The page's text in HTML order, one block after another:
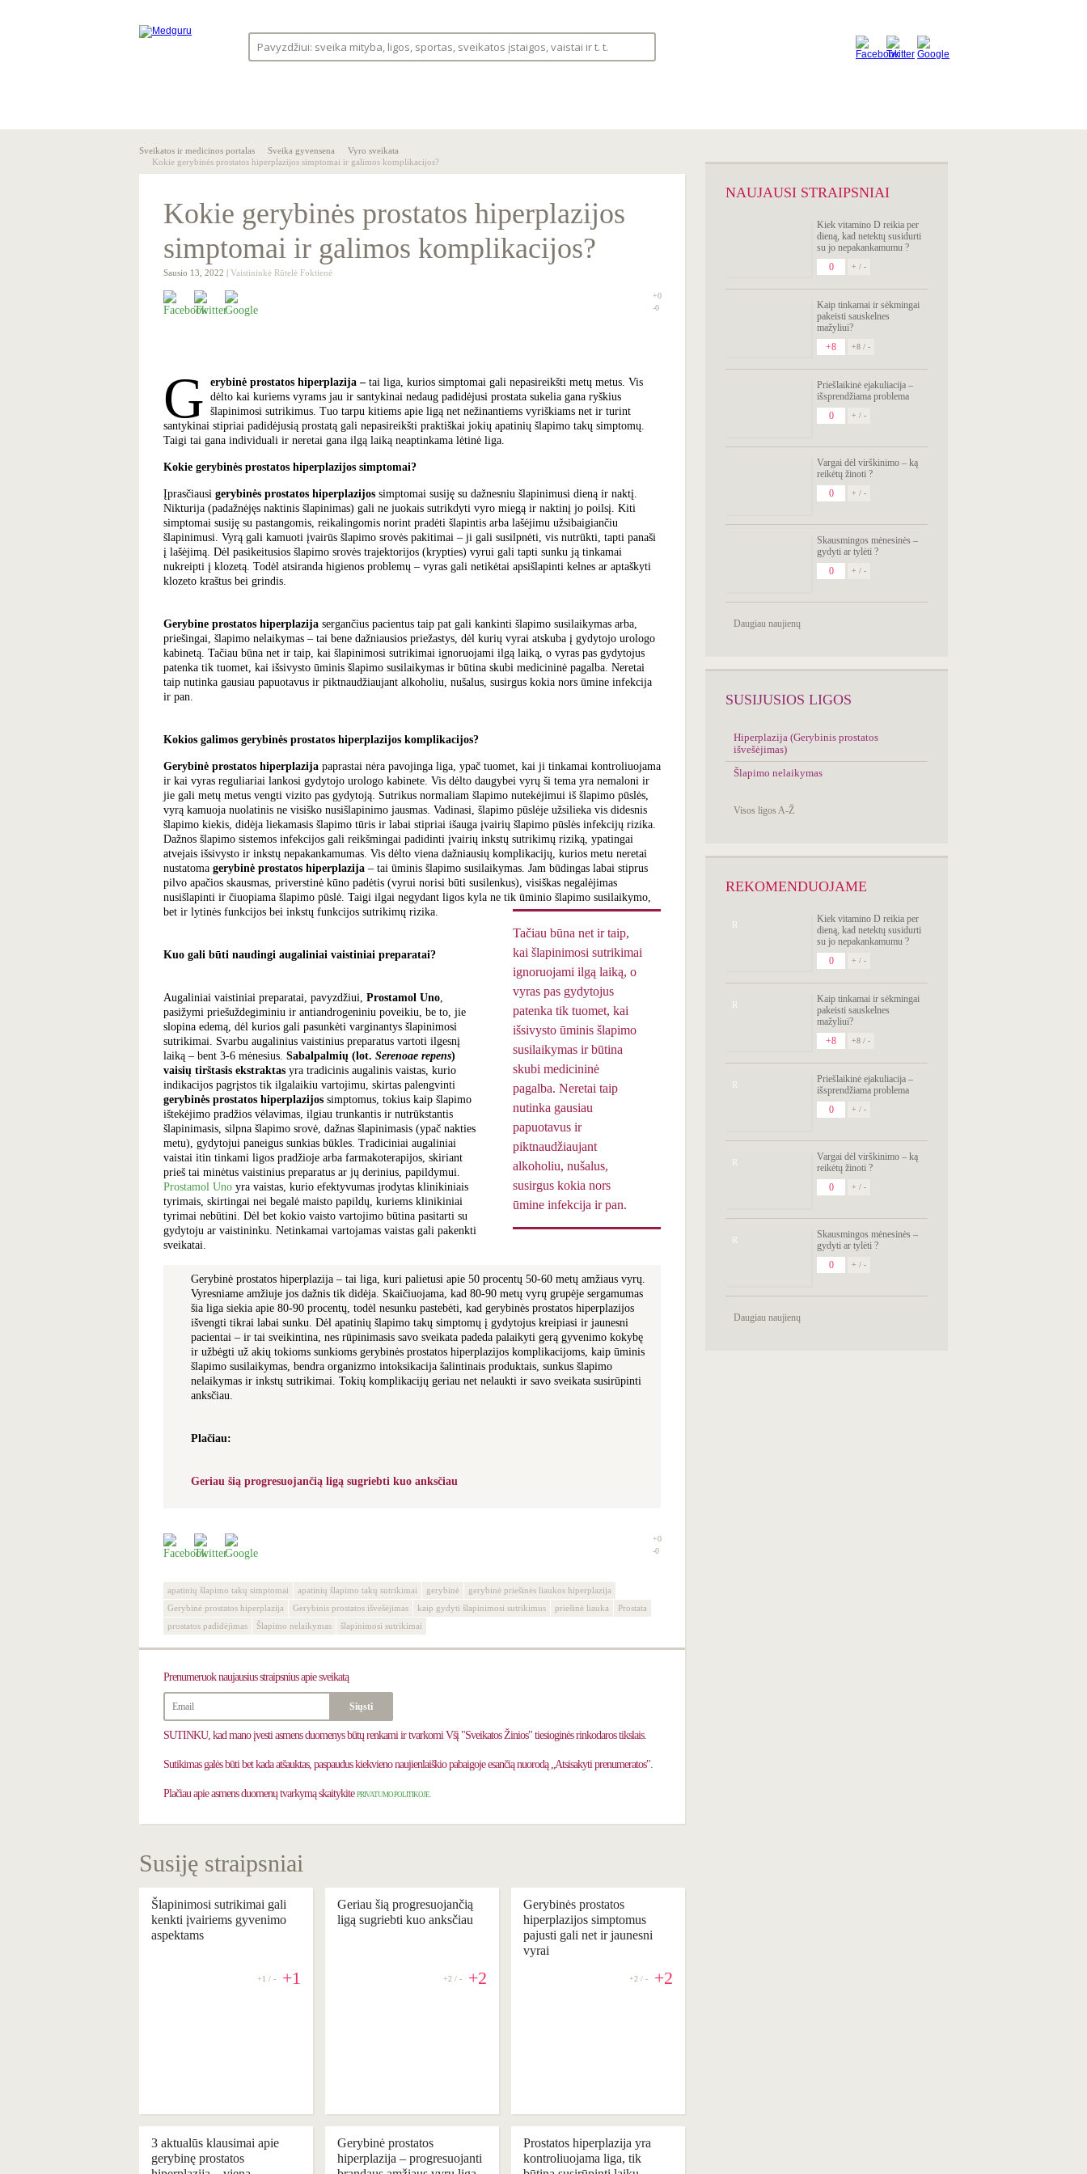
Sveikatos ir medicinos portalas Sveika gyvensena
Vyro sveikata
Kokie gerybinės prostatos hiperplazijos simptomai ir galimos komplikacijos?
Kokie gerybinės prostatos hiperplazijos
simptomai ir galimos komplikacijos?
Sausio 13, 2022 | Vaistininkė Rūtelė Foktienė
+0
-0
G erybinė prostatos hiperplazija – tai liga, kurios simptomai gali nepasireikšti metų metus. Vis
dėlto kai kuriems vyrams jau ir santykinai nedaug padidėjusi prostata sukelia gana ryškius
šlapinimosi sutrikimus. Tuo tarpu kitiems apie ligą net nežinantiems vyriškiams net ir turint
santykinai stipriai padidėjusią prostatą gali nepasireikšti praktiškai jokių apatinių šlapimo takų simptomų.
Taigi tai gana individuali ir neretai gana ilgą laiką neaptinkama lėtinė liga.
Kokie gerybinės prostatos hiperplazijos simptomai?
Įprasčiausi gerybinės prostatos hiperplazijos simptomai susiję su dažnesniu šlapinimusi dieną ir naktį.
Nikturija (padažnėjęs naktinis šlapinimas) gali ne juokais sutrikdyti vyro miegą ir naktinį jo poilsį. Kiti
simptomai susiję su pastangomis, reikalingomis norint pradėti šlapintis arba lašėjimu užsibaigiančiu
šlapinimusi. Vyrą gali kamuoti įvairūs šlapimo srovės pakitimai – ji gali susilpnėti, vis nutrūkti, tapti panaši
į lašėjimą. Dėl pasikeitusios šlapimo srovės trajektorijos (krypties) vyrui gali tapti sunku ją tinkamai
nukreipti į klozetą. Todėl atsiranda higienos problemų – vyras gali netikėtai apsišlapinti kelnes ar aptaškyti
klozeto kraštus bei grindis.
Gerybine prostatos hiperplazija sergančius pacientus taip pat gali kankinti šlapimo susilaikymas arba,
priešingai, šlapimo nelaikymas – tai bene dažniausios priežastys, dėl kurių vyrai atskuba į gydytojo urologo
kabinetą. Tačiau būna net ir taip, kai šlapinimosi sutrikimai ignoruojami ilgą laiką, o vyras pas gydytojus
patenka tik tuomet, kai išsivysto ūminis šlapimo susilaikymas ir būtina skubi medicininė pagalba. Neretai
taip nutinka gausiau papuotavus ir piktnaudžiaujant alkoholiu, nušalus, susirgus kokia nors ūmine infekcija
ir pan.
Kokios galimos gerybinės prostatos hiperplazijos komplikacijos?
Gerybinė prostatos hiperplazija paprastai nėra pavojinga liga, ypač tuomet, kai ji tinkamai kontroliuojama
ir kai vyras reguliariai lankosi gydytojo urologo kabinete. Vis dėlto daugybei vyrų ši tema yra nemaloni ir
jie gali metų metus vengti vizito pas gydytoją. Sutrikus normaliam šlapimo nutekėjimui iš šlapimo pūslės,
vyrą kamuoja nuolatinis ne visiško nusišlapinimo jausmas. Vadinasi, šlapimo pūslėje užsilieka vis didesnis
šlapimo kiekis, didėja liekamasis šlapimo tūris ir labai stipriai išauga įvairių šlapimo pūslės infekcijų rizika.
Dažnos šlapimo sistemos infekcijos gali reikšmingai padidinti įvairių inkstų sutrikimų riziką, ypatingai
atvejais išsivysto ir inkstų nepakankamumas. Vis dėlto viena dažniausių komplikacijų, kurios metu neretai
nustatoma gerybinė prostatos hiperplazija – tai ūminis šlapimo susilaikymas. Jam būdingas labai stiprus
pilvo apačios skausmas, priverstinė kūno padėtis (vyrui norisi būti susilenkus), visiškas negalėjimas
nusišlapinti ir čiuopiama šlapimo pūslė. Taigi ilgai negydant ligos kyla ne tik ūminio šlapimo susilaikymo,
bet ir lytinės funkcijos bei inkstų funkcijos sutrikimų rizika.
Tačiau būna net ir taip,
kai šlapinimosi sutrikimai
ignoruojami ilgą laiką, o
vyras pas gydytojus
patenka tik tuomet, kai
išsivysto ūminis šlapimo
susilaikymas ir būtina
skubi medicininė
pagalba. Neretai taip
nutinka gausiau
papuotavus ir
piktnaudžiaujant
alkoholiu, nušalus,
susirgus kokia nors
ūmine infekcija ir pan.
Kuo gali būti naudingi augaliniai vaistiniai preparatai?
Augaliniai vaistiniai preparatai, pavyzdžiui, Prostamol Uno,
pasižymi priešuždegiminiu ir antiandrogeniniu poveikiu, be to, jie
slopina edemą, dėl kurios gali pasunkėti varginantys šlapinimosi
sutrikimai. Svarbu augalinius vaistinius preparatus vartoti ilgesnį
laiką – bent 3-6 mėnesius. Sabalpalmių (lot. Serenoae repens)
vaisių tirštasis ekstraktas yra tradicinis augalinis vaistas, kurio
indikacijos pagrįstos tik ilgalaikiu vartojimu, skirtas palengvinti
gerybinės prostatos hiperplazijos simptomus, tokius kaip šlapimo
ištekėjimo pradžios vėlavimas, ilgiau trunkantis ir nutrūkstantis
šlapinimasis, silpna šlapimo srovė, dažnas šlapinimasis (ypač nakties
metu), gydytojui paneigus sunkias būkles. Tradiciniai augaliniai
vaistai itin tinkami ligos pradžioje arba farmakoterapijos, skiriant
prieš tai minėtus vaistinius preparatus ar jų derinius, papildymui.
Prostamol Uno yra vaistas, kurio efektyvumas įrodytas klinikiniais
tyrimais, skirtingai nei begalė maisto papildų, kuriems klinikiniai
tyrimai nebūtini. Dėl bet kokio vaisto vartojimo būtina pasitarti su
gydytoju ar vaistininku. Netinkamai vartojamas vaistas gali pakenkti
sveikatai.
Gerybinė prostatos hiperplazija – tai liga, kuri palietusi apie 50 procentų 50-60 metų amžiaus vyrų.
Vyresniame amžiuje jos dažnis tik didėja. Skaičiuojama, kad 80-90 metų vyrų grupėje sergamumas
šia liga siekia apie 80-90 procentų, todėl nesunku pastebėti, kad gerybinės prostatos hiperplazijos
išvengti tikrai labai sunku. Dėl apatinių šlapimo takų simptomų į gydytojus kreipiasi ir jaunesni
pacientai – ir tai sveikintina, nes rūpinimasis savo sveikata padeda palaikyti gerą gyvenimo kokybę
ir užbėgti už akių tokioms sunkioms gerybinės prostatos hiperplazijos komplikacijoms, kaip ūminis
šlapimo susilaikymas, bendra organizmo intoksikacija šalintinais produktais, sunkus šlapimo
nelaikymas ir inkstų sutrikimai. Tokių komplikacijų geriau net nelaukti ir savo sveikata susirūpinti
anksčiau.
Plačiau:
Geriau šią progresuojančią ligą sugriebti kuo anksčiau
+0
-0
apatinių šlapimo takų simptomai apatinių šlapimo takų sutrikimai gerybinė
gerybinė priešinės liaukos hiperplazija
Gerybinė prostatos hiperplazija
Gerybinis prostatos išvešėjimas kaip gydyti šlapinimosi sutrikimus priešinė liauka
Prostata
prostatos padidėjimas
Šlapimo nelaikymas šlapinimosi sutrikimai
Prenumeruoknaujausius straipsnius apie sveikatą
SUTINKU, kad mano įvesti asmens duomenys būtų renkami ir tvarkomi Všį "Sveikatos Žinios" tiesioginės rinkodaros tikslais.
Sutikimas galės būti bet kada atšauktas, paspaudus kiekvieno naujienlaiškio pabaigoje esančią nuorodą „Atsisakyti prenumeratos".
Plačiau apie asmens duomenų tvarkymą skaitykite PRIVATUMO POLITIKOJE.
Susiję straipsniai
Šlapinimosi sutrikimai gali
kenkti įvairiems gyvenimo
aspektams
+1 / - +1
Geriau šią progresuojančią
ligą sugriebti kuo anksčiau
+2 / - +2
Gerybinės prostatos
hiperplazijos simptomus
pajusti gali net ir jaunesni
vyrai
+2 / - +2
3 aktualūs klausimai apie
gerybinę prostatos
Gerybinė prostatos
hiperplazija – progresuojanti
Prostatos hiperplazija yra
kontroliuojama liga, tik
NAUJAUSI STRAIPSNIAI
Kiek vitamino D reikia per
dieną, kad netektų susidurti
su jo nepakankamumu ?
0
+ / -
Kaip tinkamai ir sėkmingai
pakeisti sauskelnes
mažyliui?
+8
+8 / -
Priešlaikinė ejakuliacija –
išsprendžiama problema
0
+ / -
Vargai dėl virškinimo – ką
reikėtų žinoti ?
0
+ / -
Skausmingos mėnesinės –
gydyti ar tylėti ?
0
+ / -
Daugiau naujienų
SUSIJUSIOS LIGOS
Hiperplazija (Gerybinis prostatos
išvešėjimas)
Šlapimo nelaikymas
Visos ligos A-Ž
REKOMENDUOJAME
R
Kiek vitamino D reikia per
dieną, kad netektų susidurti
su jo nepakankamumu ?
0
+ / -
R
Kaip tinkamai ir sėkmingai
pakeisti sauskelnes
mažyliui?
+8
+8 / -
R
Priešlaikinė ejakuliacija –
išsprendžiama problema
0
+ / -
R
Vargai dėl virškinimo – ką
reikėtų žinoti ?
0
+ / -
R
Skausmingos mėnesinės –
gydyti ar tylėti ?
0
+ / -
Daugiau naujienų